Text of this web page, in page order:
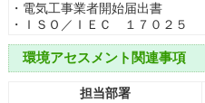
・電気工事業者開始届出書
・ＩＳＯ／ＩＥＣ １７０２５
環境アセスメント関連事項
担当部署